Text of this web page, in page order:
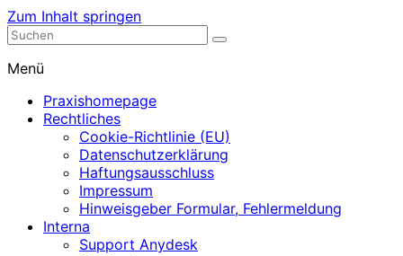
Zum Inhalt springen
Nephrologische Praxis mit Dialyse
Menü
Praxishomepage
Rechtliches
Cookie-Richtlinie (EU)
Datenschutzerklärung
Haftungsausschluss
Impressum
Hinweisgeber Formular, Fehlermeldung
Interna
Support Anydesk